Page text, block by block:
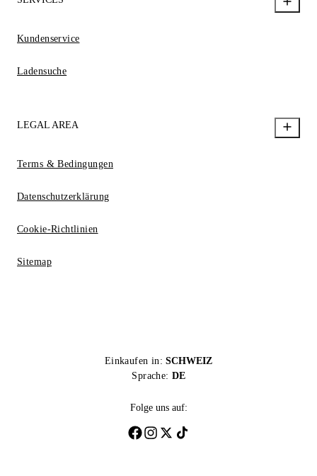
Kundenservice
Ladensuche
LEGAL AREA
Terms & Bedingungen
Datenschutzerklärung
Cookie-Richtlinien
Sitemap
Einkaufen in: SCHWEIZ
Sprache: DE
Folge uns auf: